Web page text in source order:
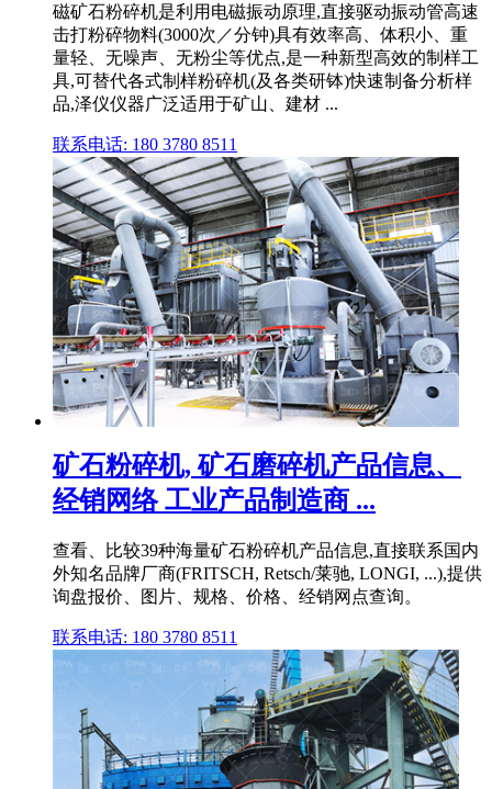
磁矿石粉碎机是利用电磁振动原理,直接驱动振动管高速
击打粉碎物料(3000次／分钟)具有效率高、体积小、重
量轻、无噪声、无粉尘等优点,是一种新型高效的制样工
具,可替代各式制样粉碎机(及各类研钵)快速制备分析样
品,泽仪仪器广泛适用于矿山、建材 ...
联系电话: 180 3780 8511
矿石粉碎机, 矿石磨碎机产品信息、
经销网络 工业产品制造商 ...
查看、比较39种海量矿石粉碎机产品信息,直接联系国内
外知名品牌厂商(FRITSCH, Retsch/莱驰, LONGI, ...),提供
询盘报价、图片、规格、价格、经销网点查询。
联系电话: 180 3780 8511